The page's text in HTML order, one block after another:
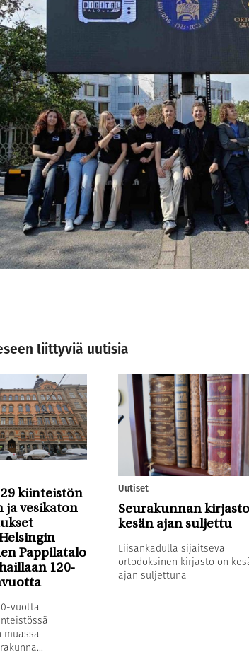
liittyviä uutisia
kiinteistön
ja vesikaton
Pappilatalo
120-
vuotta
muassa
Uutiset
Seurakunnan
kesän ajan suljettu
Liisankadulla sijaitseva
ortodoksinen kirjasto on
ajan suljettuna